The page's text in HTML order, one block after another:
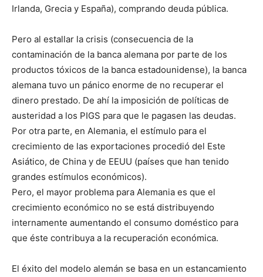
Irlanda, Grecia y España), comprando deuda pública.
Pero al estallar la crisis (consecuencia de la
contaminación de la banca alemana por parte de los
productos tóxicos de la banca estadounidense), la banca
alemana tuvo un pánico enorme de no recuperar el
dinero prestado. De ahí la imposición de políticas de
austeridad a los PIGS para que le pagasen las deudas.
Por otra parte, en Alemania, el estímulo para el
crecimiento de las exportaciones procedió del Este
Asiático, de China y de EEUU (países que han tenido
grandes estímulos económicos).
Pero, el mayor problema para Alemania es que el
crecimiento económico no se está distribuyendo
internamente aumentando el consumo doméstico para
que éste contribuya a la recuperación económica.
El éxito del modelo alemán se basa en un estancamiento